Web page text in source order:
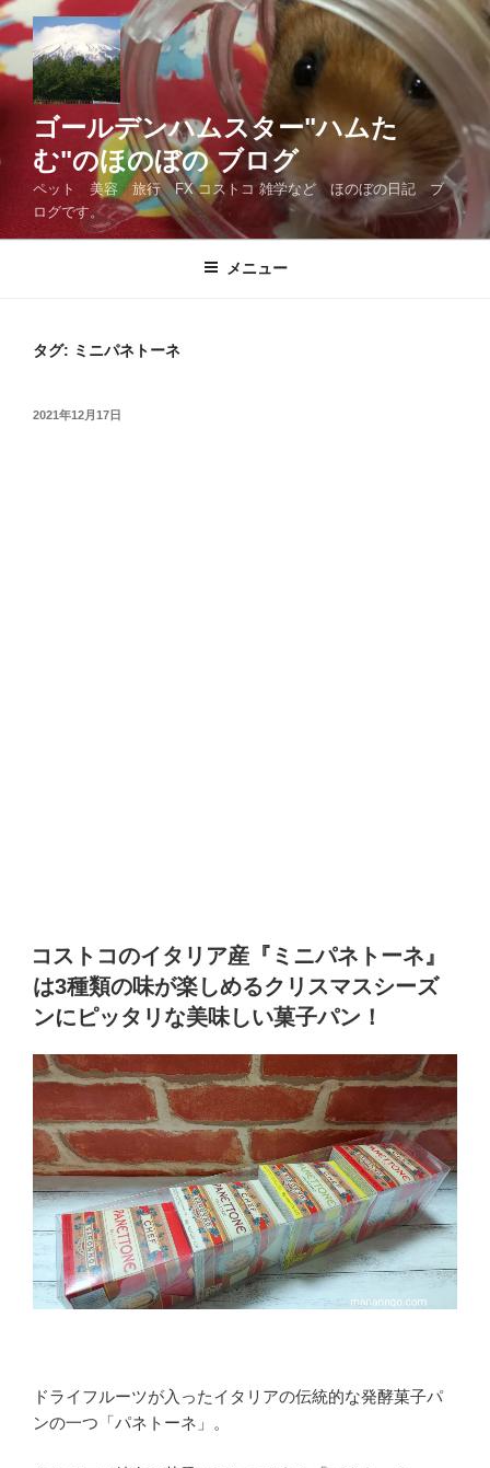
コ
テ
ン
ス
ゴールデンハムスター"ハムた
む"のほのぼの ブログ
ペット 美容 旅行 FX コストコ 雑学など ほのぼの日記 ブ
ログです。
メニュー
タグ: ミニパネトーネ
投
2021年12月17日
コストコのイタリア産『ミニパネトーネ』
は3種類の味が楽しめるクリスマスシーズ
ンにピッタリな美味しい菓子パン！
ドライフルーツが入ったイタリアの伝統的な発酵菓子パ
ンの一つ「パネトーネ」。